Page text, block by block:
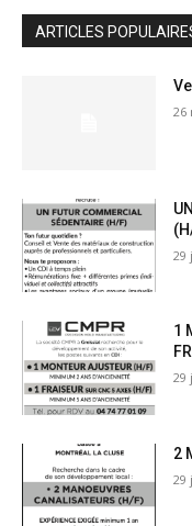
ARTICLES
26
29
1
29
2
29